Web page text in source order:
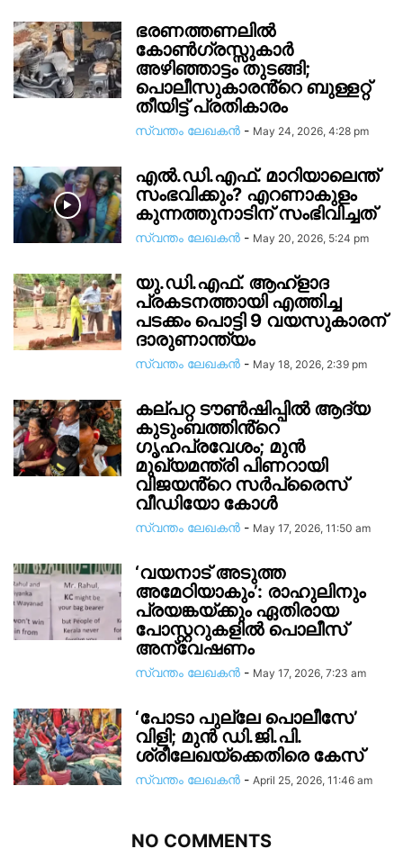
ഭരണത്തണലിൽ
കോൺഗ്രസ്സുകാർ
അഴിഞ്ഞാട്ടം തുടങ്ങി;
പൊലീസുകാരൻ്റെ ബുള്ളറ്റ്
തീയിട്ട് പ്രതികാരം
സ്വന്തം ലേഖകന്‍ - May 24, 2026, 4:28 pm
എൽ.ഡി.എഫ്. മാറിയാലെന്ത്
സംഭവിക്കും? എറണാകുളം
കുന്നത്തുനാടിന് സംഭിവിച്ചത്
സ്വന്തം ലേഖകന്‍ - May 20, 2026, 5:24 pm
യു.ഡി.എഫ്. ആഹ്ളാദ
പ്രകടനത്തായി എത്തിച്ച
പടക്കം പൊട്ടി 9 വയസുകാരന്
ദാരുണാന്ത്യം
സ്വന്തം ലേഖകന്‍ - May 18, 2026, 2:39 pm
കല്പറ്റ ട‍ൗൺഷിപ്പിൽ ആദ്യ
കുടുംബത്തിൻ്റെ ​
ഗൃഹപ്രവേശം; മുൻ
മുഖ്യമന്ത്രി പിണറായി
വിജയൻ്റെ സർപ്രൈസ്
വീഡിയോ കോൾ
സ്വന്തം ലേഖകന്‍ - May 17, 2026, 11:50 am
‘വയനാട് അടുത്ത
അമേഠിയാകും’: രാഹുലിനും
പ്രയങ്കയ്ക്കും ഏതിരായ
പോസ്റ്ററുകളിൽ പൊലീസ്
അന്വേഷണം
സ്വന്തം ലേഖകന്‍ - May 17, 2026, 7:23 am
‘പോടാ പുല്ലേ പൊലീസേ’
വിളി; മുൻ ഡി.ജി.പി.
ശ്രീലേഖയ്ക്കെതിരെ കേസ്
സ്വന്തം ലേഖകന്‍ - April 25, 2026, 11:46 am
NO COMMENTS